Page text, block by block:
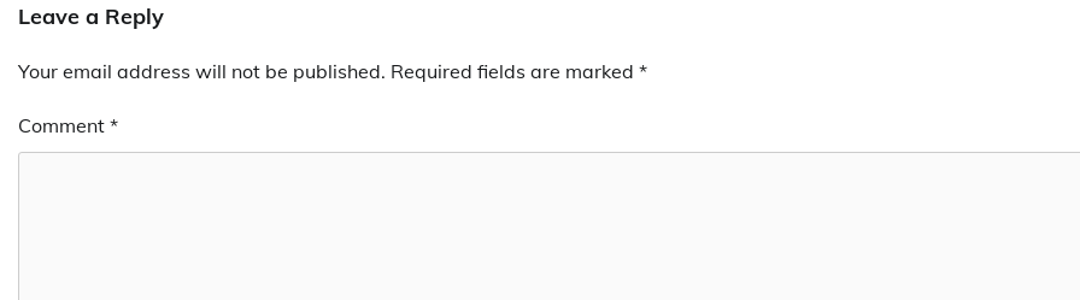
Leave a Reply
Your email address will not be published. Required fields are marked *
Comment *